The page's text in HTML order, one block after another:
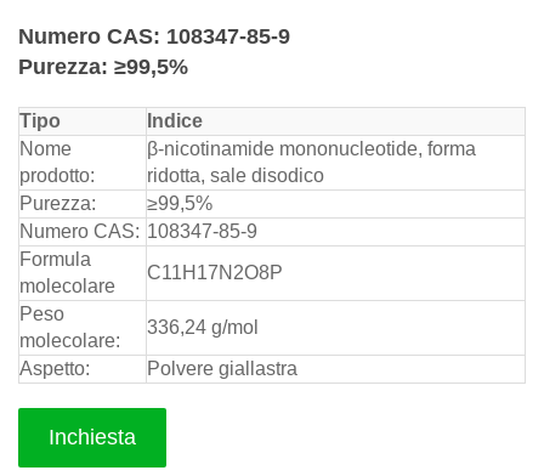
Numero CAS: 108347-85-9
Purezza: ≥99,5%
Tipo
Indice
Nome
prodotto:
β-nicotinamide mononucleotide, forma
ridotta, sale disodico
Purezza:
≥99,5%
Numero CAS: 108347-85-9
Formula
molecolare
C11H17N2O8P
Peso
molecolare:
336,24 g/mol
Aspetto:
Polvere giallastra
Inchiesta